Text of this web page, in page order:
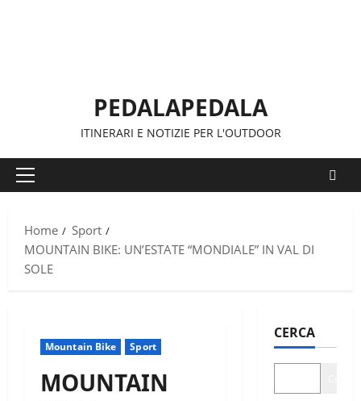
PEDALAPEDALA
ITINERARI E NOTIZIE PER L'OUTDOOR
Menu
Home
Sport
MOUNTAIN BIKE: UN’ESTATE “MONDIALE” IN VAL DI
SOLE
Mountain Bike Sport
MOUNTAIN
CERCA